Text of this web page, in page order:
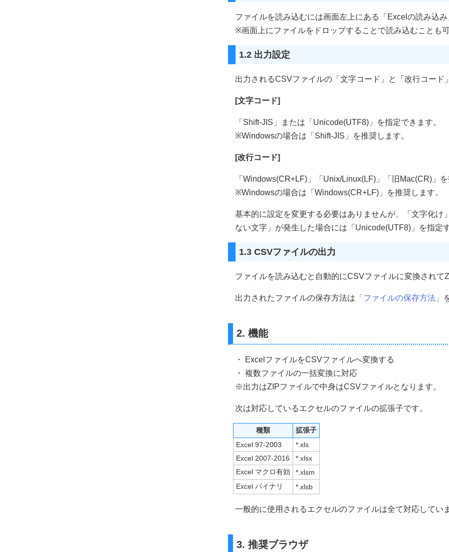
ファイルを読み込むには画面左上にある「Excelの読み込み
※画面上にファイルをドロップすることで読み込むことも
1.2 出力設定
出力されるCSVファイルの「文字コード」と「改行コード
[文字コード]
「Shift-JIS」または「Unicode(UTF8)」を指定できます。
※Windowsの場合は「Shift-JIS」を推奨します。
[改行コード]
「Windows(CR+LF)」「Unix/Linux(LF)」「旧Mac(CR)」を
※Windowsの場合は「Windows(CR+LF)」を推奨します。
基本的に設定を変更する必要はありませんが、「文字化け
ない文字」が発生した場合には「Unicode(UTF8)」を指定
1.3 CSVファイルの出力
ファイルを読み込むと自動的にCSVファイルに変換されて
出力されたファイルの保存方法は 「ファイルの保存方法」
2. 機能
・ ExcelファイルをCSVファイルへ変換する
・ 複数ファイルの一括変換に対応
※出力はZIPファイルで中身はCSVファイルとなります。
次は対応しているエクセルのファイルの拡張子です。
種類
拡張子
Excel 97-2003
*.xls
Excel 2007-2016
*.xlsx
Excel マクロ有効
*.xlsm
Excel バイナリ
*.xlsb
一般的に使用されるエクセルのファイルは全て対応してい
3. 推奨ブラウザ